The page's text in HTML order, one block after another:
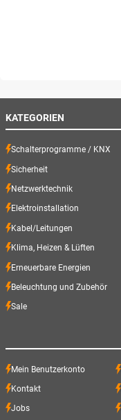
KATEGORIEN
Schalterprogramme / KNX
Sicherheit
Netzwerktechnik
Elektroinstallation
Kabel/Leitungen
Klima, Heizen & Lüften
Erneuerbare Energien
Beleuchtung und Zubehör
Sale
Mein Benutzerkonto
Kontakt
Jobs